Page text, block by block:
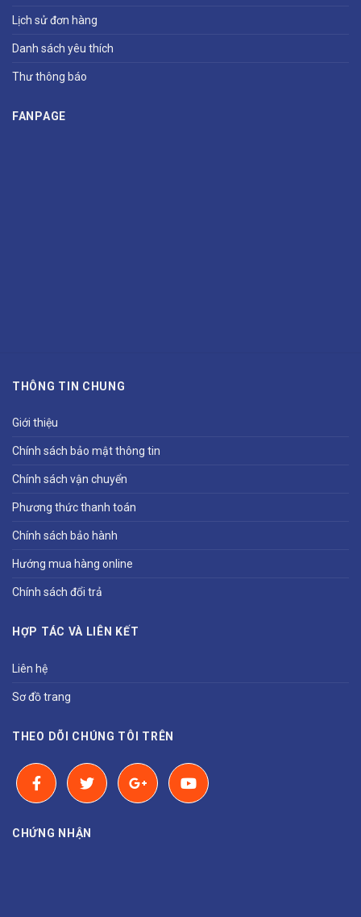
Lịch sử đơn hàng
Danh sách yêu thích
Thư thông báo
FANPAGE
THÔNG TIN CHUNG
Giới thiệu
Chính sách bảo mật thông tin
Chính sách vận chuyển
Phương thức thanh toán
Chính sách bảo hành
Hướng mua hàng online
Chính sách đổi trả
HỢP TÁC VÀ LIÊN KẾT
Liên hệ
Sơ đồ trang
THEO DÕI CHÚNG TÔI TRÊN
CHỨNG NHẬN